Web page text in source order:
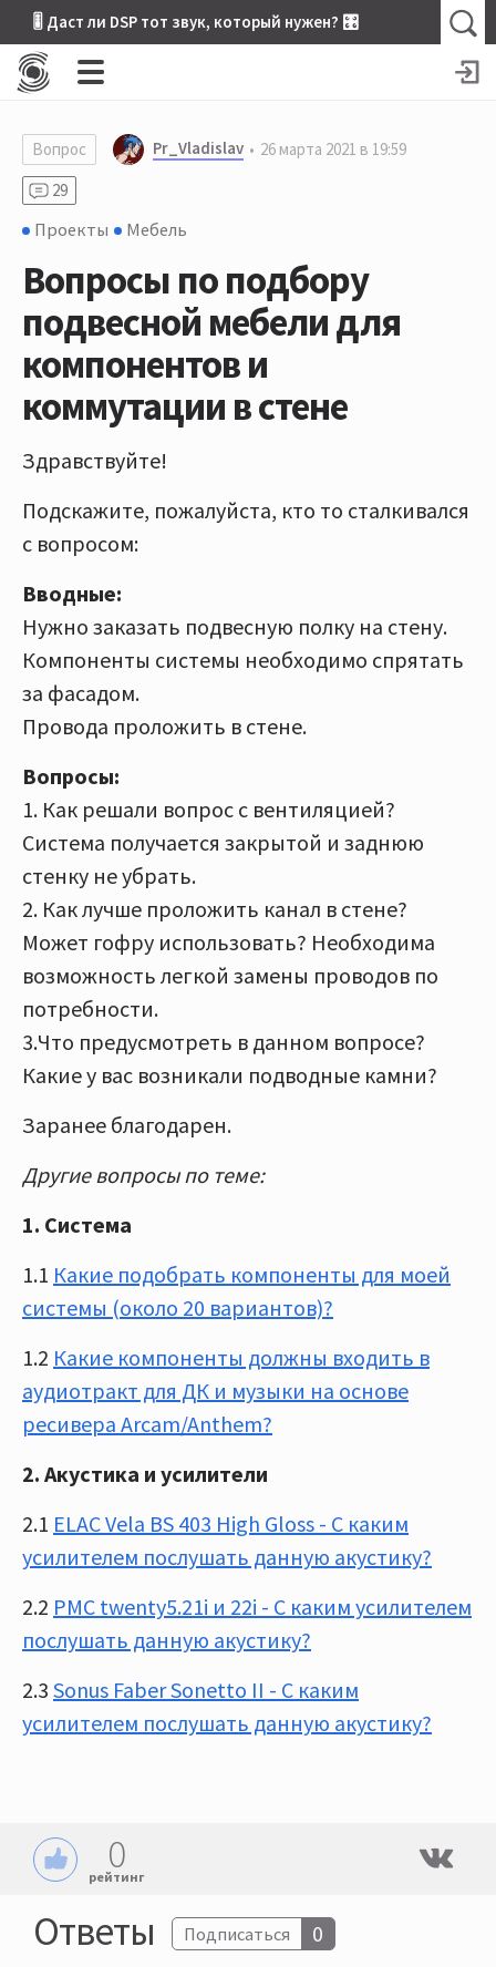
🎚 Даст ли DSP тот звук, который нужен? 🎛
Вопрос Pr_Vladislav
26 марта 2021 в 19:59
29
Проекты Мебель
Вопросы по подбору
подвесной мебели для
компонентов и
коммутации в стене
Здравствуйте!
Подскажите, пожалуйста, кто то сталкивался
с вопросом:
Вводные:
Нужно заказать подвесную полку на стену.
Компоненты системы необходимо спрятать
за фасадом.
Провода проложить в стене.
Вопросы:
1. Как решали вопрос с вентиляцией?
Система получается закрытой и заднюю
стенку не убрать.
2. Как лучше проложить канал в стене?
Может гофру использовать? Необходима
возможность легкой замены проводов по
потребности.
3.Что предусмотреть в данном вопросе?
Какие у вас возникали подводные камни?
Заранее благодарен.
Другие вопросы по теме:
1. Система
1.1 Какие подобрать компоненты для моей
системы (около 20 вариантов)?
1.2 Какие компоненты должны входить в
аудиотракт для ДК и музыки на основе
ресивера Arcam/Anthem?
2. Акустика и усилители
2.1 ELAC Vela BS 403 High Gloss - С каким
усилителем послушать данную акустику?
2.2 PMC twenty5.21i и 22i - С каким усилителем
послушать данную акустику?
2.3 Sonus Faber Sonetto II - С каким
усилителем послушать данную акустику?
0
рейтинг
Ответы Подписаться 0